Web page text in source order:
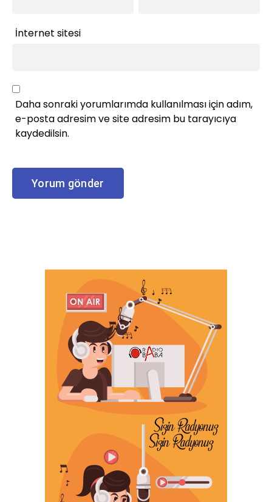
İnternet sitesi
Daha sonraki yorumlarımda kullanılması için adım,
e-posta adresim ve site adresim bu tarayıcıya
kaydedilsin.